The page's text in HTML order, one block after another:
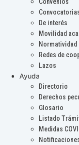
Convenios
De interés
Movilidad
Normatividad
Redes de
Lazos
Ayuda
Directorio
Derechos
Glosario
Listado
Medidas